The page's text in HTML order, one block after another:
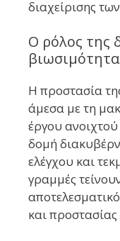
διαχείρισης
Ο ρόλος της
Η προστασία
άμεσα με τη
έργου
δομή
ελέγχου και
γραμμές
και